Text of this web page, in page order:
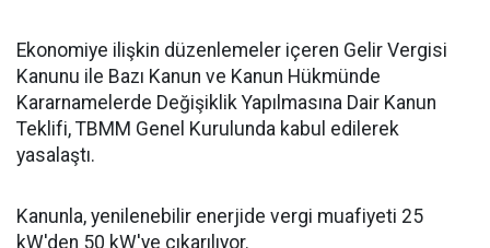
Ekonomiye ilişkin düzenlemeler içeren Gelir Vergisi
Kanunu ile Bazı Kanun ve Kanun Hükmünde
Kararnamelerde Değişiklik Yapılmasına Dair Kanun
Teklifi, TBMM Genel Kurulunda kabul edilerek
yasalaştı.
Kanunla, yenilenebilir enerjide vergi muafiyeti 25
kW'den 50 kW'ye çıkarılıyor.